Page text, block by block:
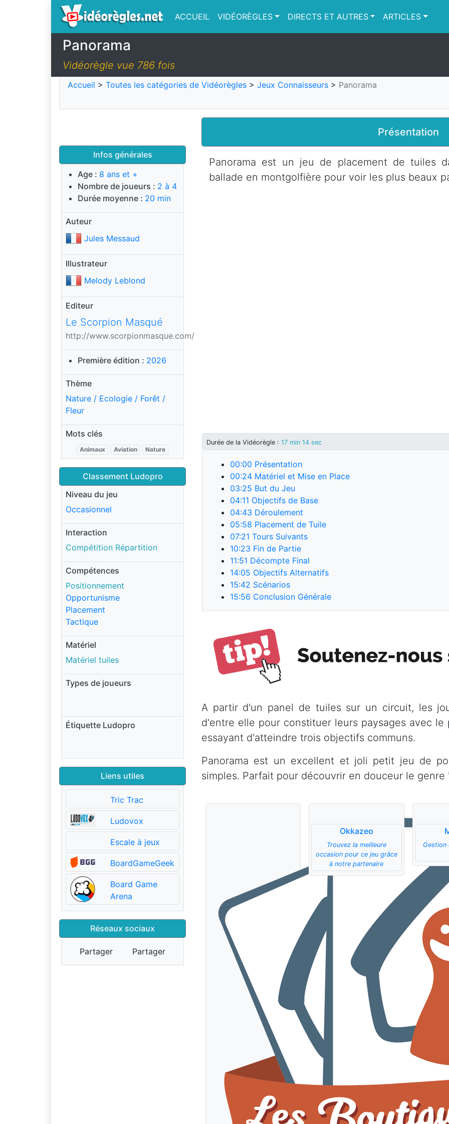
ACCUEIL VIDÉORÈGLES DIRECTS ET AUTRES ARTICLES
Panorama
Vidéorègle vue 786 fois
Accueil > Toutes les catégories de Vidéorègles > Jeux Connaisseurs > Panorama
Infos générales
Age : 8 ans et +
Nombre de joueurs : 2 à 4
Durée moyenne : 20 min
Auteur
Jules Messaud
Illustrateur
Melody Leblond
Editeur
Le Scorpion Masqué
http://www.scorpionmasque.com/
Première édition : 2026
Thème
Nature / Ecologie / Forêt /
Fleur
Mots clés
Animaux Aviation Nature
Classement Ludopro
Niveau du jeu
Occasionnel
Interaction
Compétition Répartition
Compétences
Positionnement
Opportunisme
Placement
Tactique
Matériel
Matériel tuiles
Types de joueurs
Étiquette Ludopro
Liens utiles
Tric Trac
Ludovox
Escale à jeux
BoardGameGeek
Board Game
Arena
Réseaux sociaux
Partager Partager
Présentation
Panorama est un jeu de placement de tuiles
ballade en montgolfière pour voir les plus beaux
Durée de la Vidéorègle : 17 min 14 sec
00:00 Présentation
00:24 Matériel et Mise en Place
03:25 But du Jeu
04:11 Objectifs de Base
04:43 Déroulement
05:58 Placement de Tuile
07:21 Tours Suivants
10:23 Fin de Partie
11:51 Décompte Final
14:05 Objectifs Alternatifs
15:42 Scénarios
15:56 Conclusion Générale
A partir d'un panel de tuiles sur un circuit, les
d'entre elle pour constituer leurs paysages avec
essayant d'atteindre trois objectifs communs.
Panorama est un excellent et joli petit jeu de
simples. Parfait pour découvrir en douceur le
Okkazeo
Trouvez la meilleure
occasion pour ce jeu grâce
à notre partenaire
Gestion